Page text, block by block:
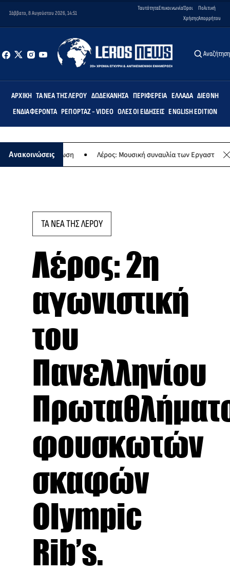
Σάββατο, 8 Αυγούστου 2026, 14:51
ΤαυτότηταΕπικοινωνίαΌροι
Χρήσης
Πολιτική
Απορρήτου
Αναζήτηση
ΑΡΧΙΚΉ ΤΑ ΝΈΑ ΤΗΣ ΛΈΡΟΥ ΔΩΔΕΚΆΝΗΣΑ ΠΕΡΙΦΈΡΕΙΑ ΕΛΛΆΔΑ ΔΙΕΘΝΉ
ΕΝΔΙΑΦΈΡΟΝΤΑ ΡΕΠΟΡΤΆΖ - VIDEO ΌΛΕΣ ΟΙ ΕΙΔΉΣΕΙΣ ENGLISH EDITION
Ανακοινώσεις
εκδήλωση Λέρος: Μουσική συναυλία των Εργαστηρίων
ΤΑ ΝΕΑ ΤΗΣ ΛΕΡΟΥ
Λέρος: 2η
αγωνιστική
του
Πανελληνίου
φουσκωτών
σκαφών
Olympic
Rib’s.